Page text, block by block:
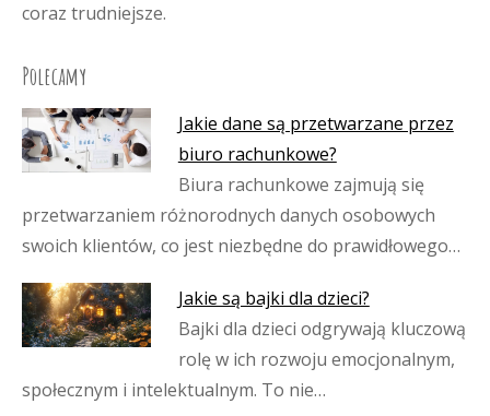
coraz trudniejsze.
Polecamy
Jakie dane są przetwarzane przez
biuro rachunkowe?
Biura rachunkowe zajmują się
przetwarzaniem różnorodnych danych osobowych
swoich klientów, co jest niezbędne do prawidłowego…
Jakie są bajki dla dzieci?
Bajki dla dzieci odgrywają kluczową
rolę w ich rozwoju emocjonalnym,
społecznym i intelektualnym. To nie…